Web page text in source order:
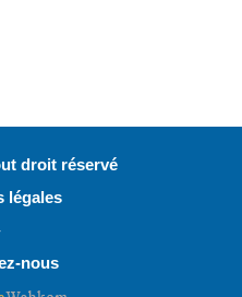
droit réservé
légales
nous